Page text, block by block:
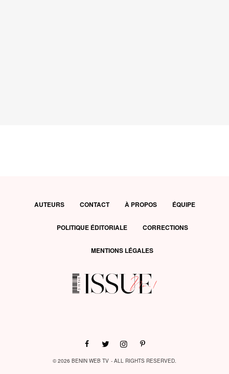
AUTEURS CONTACT À PROPOS ÉQUIPE
POLITIQUE ÉDITORIALE CORRECTIONS
MENTIONS LÉGALES
© 2026 BENIN WEB TV - ALL RIGHTS RESERVED.